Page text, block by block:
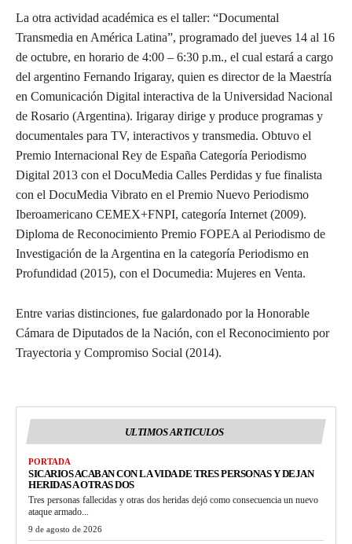
La otra actividad académica es el taller: “Documental
Transmedia en América Latina”, programado del jueves 14 al 16
de octubre, en horario de 4:00 – 6:30 p.m., el cual estará a cargo
del argentino Fernando Irigaray, quien es director de la Maestría
en Comunicación Digital interactiva de la Universidad Nacional
de Rosario (Argentina). Irigaray dirige y produce programas y
documentales para TV, interactivos y transmedia. Obtuvo el
Premio Internacional Rey de España Categoría Periodismo
Digital 2013 con el DocuMedia Calles Perdidas y fue finalista
con el DocuMedia Vibrato en el Premio Nuevo Periodismo
Iberoamericano CEMEX+FNPI, categoría Internet (2009).
Diploma de Reconocimiento Premio FOPEA al Periodismo de
Investigación de la Argentina en la categoría Periodismo en
Profundidad (2015), con el Documedia: Mujeres en Venta.
Entre varias distinciones, fue galardonado por la Honorable
Cámara de Diputados de la Nación, con el Reconocimiento por
Trayectoria y Compromiso Social (2014).
ULTIMOS ARTICULOS
PORTADA
SICARIOS ACABAN CON LA VIDA DE TRES PERSONAS Y DEJAN
HERIDAS A OTRAS DOS
Tres personas fallecidas y otras dos heridas dejó como consecuencia un nuevo
ataque armado...
9 de agosto de 2026